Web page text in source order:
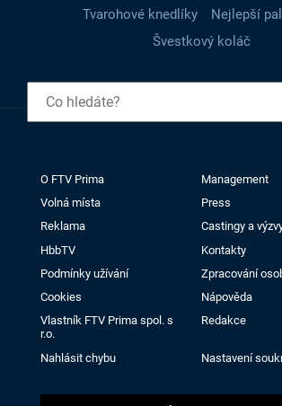
Tvarohové knedlíky
Nejlepší
Švestkový koláč
O FTV Prima
Management
Volná místa
Press
Reklama
Castingy a
HbbTV
Kontakty
Podmínky užívání
Zpracování
Cookies
Nápověda
Vlastník FTV Prima spol. s
r.o.
Redakce
Nahlásit chybu Nastavení